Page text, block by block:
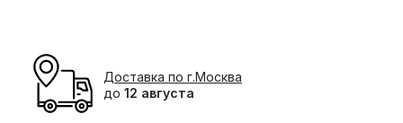
Доставка по г.Москва
до 12 августа